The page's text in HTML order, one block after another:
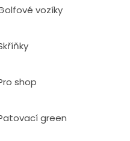
vozíky
shop
green